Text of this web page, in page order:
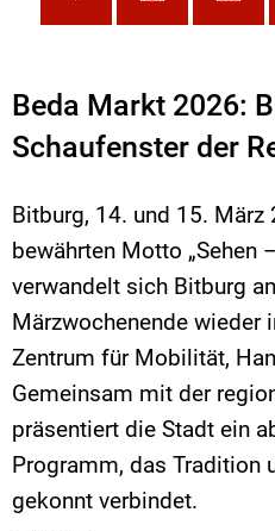
Beda Markt 2026:
Schaufenster der
Bitburg, 14. und 15. März
bewährten Motto „Sehen
verwandelt sich Bitburg
Märzwochenende wieder
Zentrum für Mobilität,
Gemeinsam mit der
präsentiert die Stadt ein
Programm, das Tradition
gekonnt verbindet.